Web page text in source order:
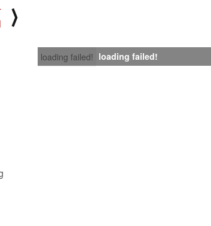
⟩
loading failed! loading failed!